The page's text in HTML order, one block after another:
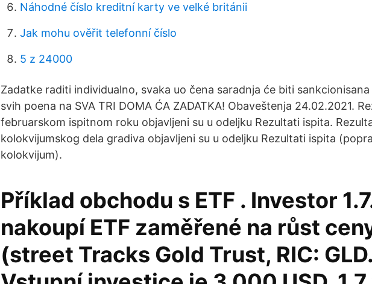
Náhodné číslo kreditní karty ve velké británii
Jak mohu ověřit telefonní číslo
5 z 24000
Zadatke raditi individualno, svaka uo čena saradnja će biti
svih poena na SVA TRI DOMA ĆA ZADATKA! Obaveštenja 24.02.2021.
februarskom ispitnom roku objavljeni su u odeljku Rezultati ispita.
kolokvijumskog dela gradiva objavljeni su u odeljku Rezultati ispita
kolokvijum).
Příklad obchodu s ETF . Investor
nakoupí ETF zaměřené na růst
(street Tracks Gold Trust, RIC: